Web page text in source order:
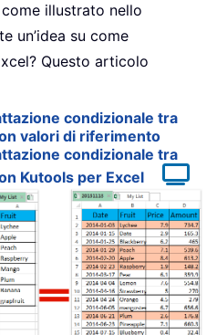
illustrato nello
un’idea su come
Questo articolo
condizionale tra
valori di riferimento
condizionale tra
Kutools per Excel